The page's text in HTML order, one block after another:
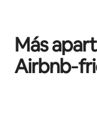
Más